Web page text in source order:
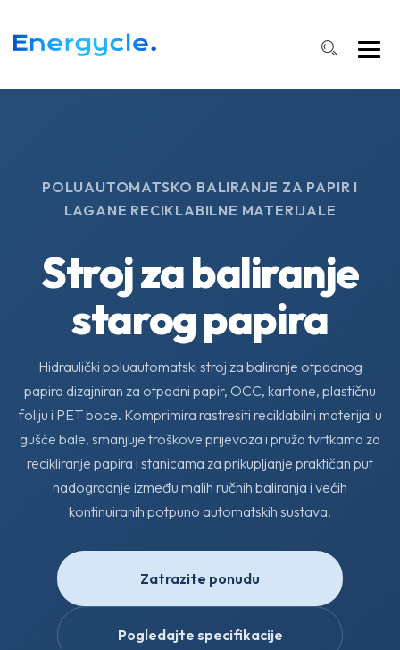
POLUAUTOMATSKO BALIRANJE ZA PAPIR I
LAGANE RECIKLABILNE MATERIJALE
Stroj za baliranje
starog papira
Hidraulički poluautomatski stroj za baliranje otpadnog
papira dizajniran za otpadni papir, OCC, kartone, plastičnu
foliju i PET boce. Komprimira rastresiti reciklabilni materijal u
gušće bale, smanjuje troškove prijevoza i pruža tvrtkama za
recikliranje papira i stanicama za prikupljanje praktičan put
nadogradnje između malih ručnih baliranja i većih
kontinuiranih potpuno automatskih sustava.
Zatrazite ponudu
Pogledajte specifikacije